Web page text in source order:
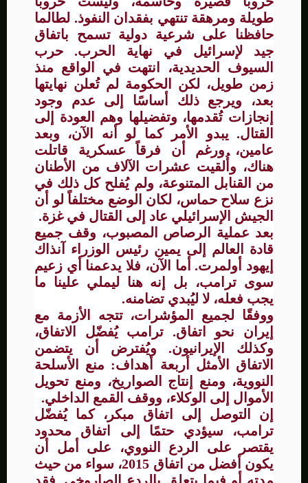
طويلة ومرهقة تنتهي بفقدان النفوذ. لطالما
حافظنا على شرعية دولية تسمح باتفاق
جيد لإسرائيل في نهاية الحرب. حرب
السيوف الحديدية، انتهت في الواقع منذ
زمن طويل، لكن الحكومة لم تُعلن نهايتها
بعد، ويرجع ذلك أساسًا إلى عدم وجود
إنجازات تُقدمها، وتفضيلها وهم العودة إلى
القتال. يبدو الأمر كما لو أنه الآن، وبعد
عامين، ورغم أن فرقاً عسكرية قاتلت
هناك، وأُلقيت عشرات الآلاف من الأطنان
من القنابل المتنوعة، ولم يُفلح كل ذلك في
نزع سلاح حماس، لكان الوضع مختلفاً لو أن
الجيش الإسرائيلي عاد إلى القتال في غزة.
بعد عملية الرصاص المصبوب، وقف جميع
قادة العالم إلى يمين رئيس الوزراء آنذاك
إيهود أولمرت. أما الآن، فلا يدعمنا أي زعيم
سوى ترامب، بل إنه هنا ليملي علينا ما
يجب فعله، لا ليُبدي تضامنه.
ووفقًا لجميع المؤشرات، تتجه الأزمة مع
إيران نحو اتفاق. ترامب يُفضّل الاتفاق،
وكذلك الإيرانيون. ويُفترض أن يتضمن
الاتفاق الأمثل أربعة أهداف: منع الأسلحة
النووية، ومنع إنتاج الصواريخ، ومنع تحويل
الأموال إلى الوكلاء، ووقف القمع الداخلي.
إن التوصل إلى اتفاق مبكر، كما يُفضّل
ترامب، سيؤدي حتمًا إلى اتفاق محدود
يقتصر على الردع النووي، على أمل أن
يكون أفضل من اتفاق 2015، سواء من حيث